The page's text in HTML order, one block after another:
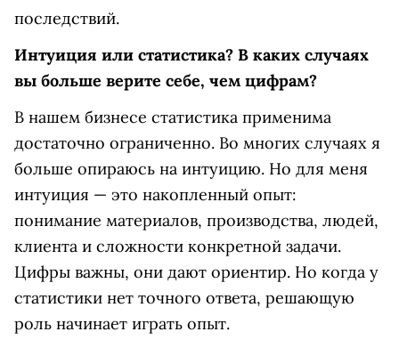
последствий.
Интуиция или статистика? В каких случаях
вы больше верите себе, чем цифрам?
В нашем бизнесе статистика применима
достаточно ограниченно. Во многих случаях я
больше опираюсь на интуицию. Но для меня
интуиция — это накопленный опыт:
понимание материалов, производства, людей,
клиента и сложности конкретной задачи.
Цифры важны, они дают ориентир. Но когда у
статистики нет точного ответа, решающую
роль начинает играть опыт.